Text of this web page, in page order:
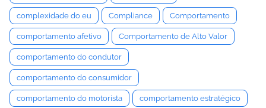
complexidade do eu Compliance Comportamento
comportamento afetivo Comportamento de Alto Valor
comportamento do condutor
comportamento do consumidor
comportamento do motorista comportamento estratégico